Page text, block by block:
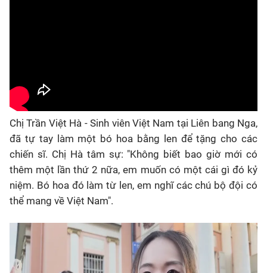
Chị Trần Việt Hà - Sinh viên Việt Nam tại Liên bang Nga,
đã tự tay làm một bó hoa bằng len để tặng cho các
chiến sĩ. Chị Hà tâm sự: "Không biết bao giờ mới có
thêm một lần thứ 2 nữa, em muốn có một cái gì đó kỷ
niệm. Bó hoa đó làm từ len, em nghĩ các chú bộ đội có
thể mang về Việt Nam".